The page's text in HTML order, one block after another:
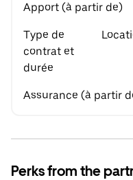
Apport (à partir de)
Type de
contrat et
durée
Assurance (à partir
Perks from the